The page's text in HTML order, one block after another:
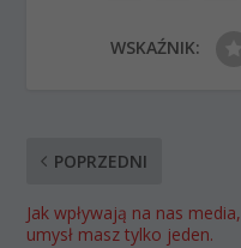
WSKAŹNIK:
POPRZEDNI
Jak wpływają na nas media,
umysł masz tylko jeden.